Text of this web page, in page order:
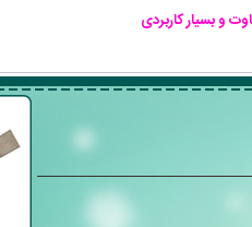
و بسیار کاربردی